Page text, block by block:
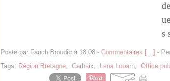
s
Posté par Fanch Broudic à 18:08 - Commentaires […] -
Tags: Région Bretagne, Carhaix, Lena Louarn, Office